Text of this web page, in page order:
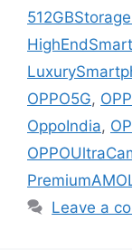
OPPO5G,
OppoIndia,
Leave a